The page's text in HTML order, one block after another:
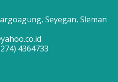
Seyegan, Sleman
4364733